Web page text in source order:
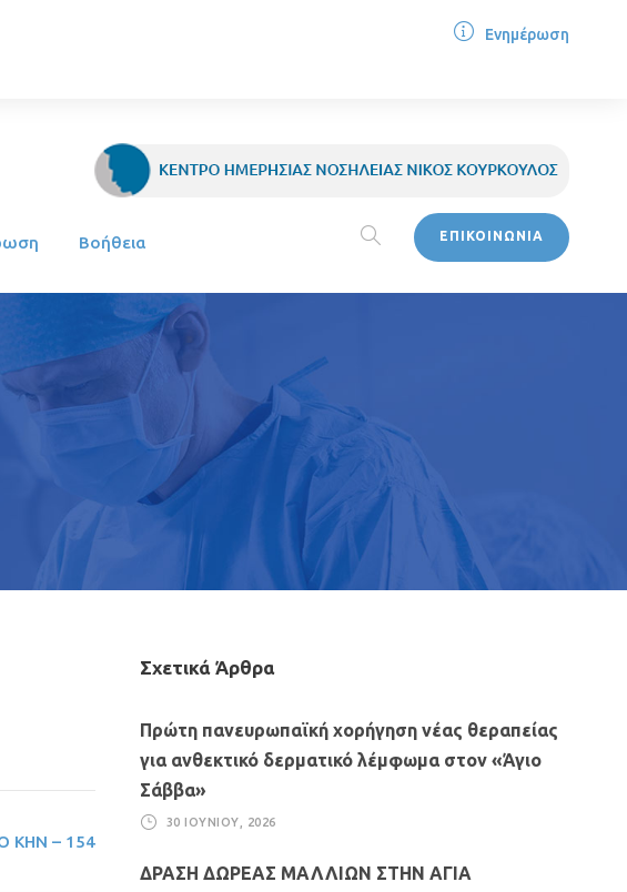
Ενημέρωση
Βοήθεια ΕΠΙΚΟΙΝΩΝΙΑ
ΚΗΝ – 154
Σχετικά Άρθρα
Πρώτη πανευρωπαϊκή χορήγηση νέας θεραπείας
για ανθεκτικό δερματικό λέμφωμα στον «Άγιο
Σάββα»
30 ΙΟΥΝΊΟΥ, 2026
ΔΡΑΣΗ ΔΩΡΕΑΣ ΜΑΛΛΙΩΝ ΣΤΗΝ ΑΓΙΑ